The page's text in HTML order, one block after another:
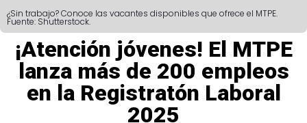
¿Sin trabajo? Conoce las vacantes disponibles que ofrece el MTPE.
Fuente: Shutterstock.
¡Atención jóvenes! El MTPE
lanza más de 200 empleos
en la Registratón Laboral
2025